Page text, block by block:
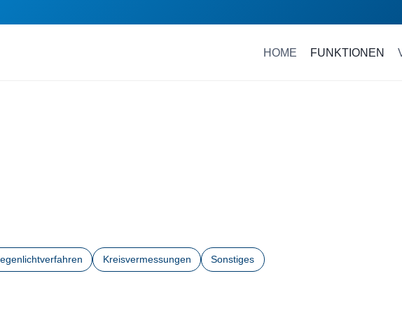
HOME FUNKTIONEN
Kreisvermessungen Sonstiges